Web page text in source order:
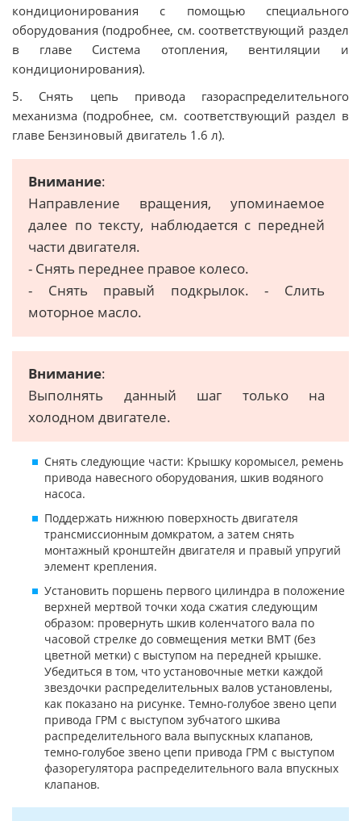
кондиционирования с помощью специального
оборудования (подробнее, см. соответствующий раздел
в главе Система отопления, вентиляции и
кондиционирования).
5. Снять цепь привода газораспределительного
механизма (подробнее, см. соответствующий раздел в
главе Бензиновый двигатель 1.6 л).
Внимание:
Направление вращения, упоминаемое
далее по тексту, наблюдается с передней
части двигателя.
- Снять переднее правое колесо.
- Снять правый подкрылок. - Слить
моторное масло.
Внимание:
Выполнять данный шаг только на
холодном двигателе.
Снять следующие части: Крышку коромысел, ремень
привода навесного оборудования, шкив водяного
насоса.
Поддержать нижнюю поверхность двигателя
трансмиссионным домкратом, а затем снять
монтажный кронштейн двигателя и правый упругий
элемент крепления.
Установить поршень первого цилиндра в положение
верхней мертвой точки хода сжатия следующим
образом: провернуть шкив коленчатого вала по
часовой стрелке до совмещения метки ВМТ (без
цветной метки) с выступом на передней крышке.
Убедиться в том, что установочные метки каждой
звездочки распределительных валов установлены,
как показано на рисунке. Темно-голубое звено цепи
привода ГРМ с выступом зубчатого шкива
распределительного вала выпускных клапанов,
темно-голубое звено цепи привода ГРМ с выступом
фазорегулятора распределительного вала впускных
клапанов.